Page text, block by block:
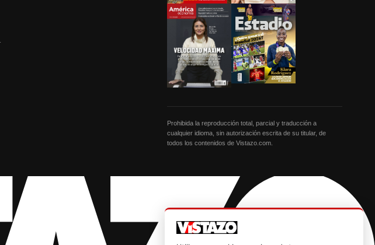
Prohibida la reproducción total, parcial y traducción a
cualquier idioma, sin autorización escrita de su titular, de
todos los contenidos de Vistazo.com.